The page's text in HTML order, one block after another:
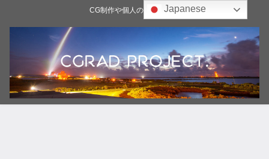
CG制作や個人の雑記ブログJapanese